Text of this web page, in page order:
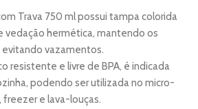
Trava 750 ml possui tampa colorida
vedação hermética, mantendo os
vazamentos.
resistente e livre de BPA, é indicada
podendo ser utilizada no micro-
e lava-louças.